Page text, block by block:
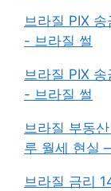
브라질 PIX
- 브라질 썰
브라질 PIX
- 브라질 썰
브라질 부동
루 월세 현실
브라질 금리